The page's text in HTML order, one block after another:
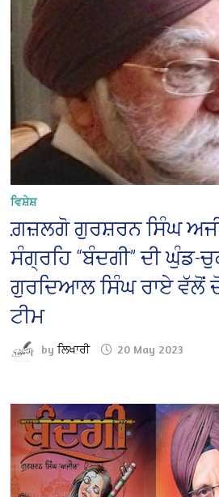
ਵਿਸ਼ੇਸ਼
ਗ਼ਜ਼ਲਗੋ ਗੁਰਸ਼ਰਨ ਸਿੰਘ
ਸੰਗ੍ਰਹਿ “ਬੰਦਗੀ” ਦੀ ਘੁੰਡ-
ਗੁਰਦਿਆਲ ਸਿੰਘ ਰਾਏ ਵੱਲੋਂ
ਟੀਮ
byਲਿਖਾਰੀ 20 May 2023